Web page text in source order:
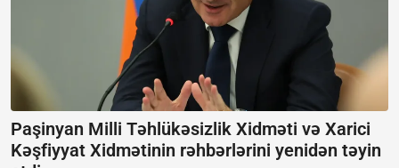
Paşinyan Milli Təhlükəsizlik Xidməti və Xarici
Kəşfiyyat Xidmətinin rəhbərlərini yenidən təyin